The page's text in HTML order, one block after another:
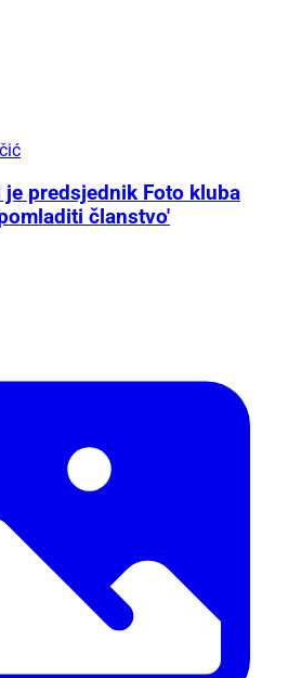
predsjednik Foto kluba
članstvo'